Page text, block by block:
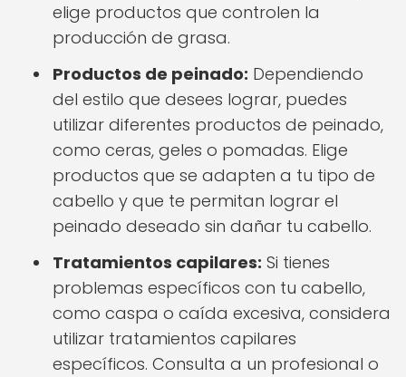
elige productos que controlen la
producción de grasa.
Productos de peinado: Dependiendo
del estilo que desees lograr, puedes
utilizar diferentes productos de peinado,
como ceras, geles o pomadas. Elige
productos que se adapten a tu tipo de
cabello y que te permitan lograr el
peinado deseado sin dañar tu cabello.
Tratamientos capilares: Si tienes
problemas específicos con tu cabello,
como caspa o caída excesiva, considera
utilizar tratamientos capilares
específicos. Consulta a un profesional o